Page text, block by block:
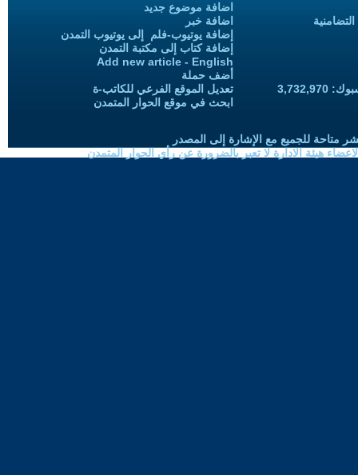
اضافة موضوع جديد
اضافة خبر
إضافة يوتيوب-فلم إلى يوتيوب التمدن
إضافة كتاب إلى مكتبة التمدن
Add new article - English
أضف حملة
تعديل الموقع الفرعي للكاتب-ة
ابحث في موقع الحوار المتمدن
متاحة للجميع مع الإشارة إلى المصدر
هيئة الادارة لا تعبر بالضرورة عن رأي الحوار المتمدن